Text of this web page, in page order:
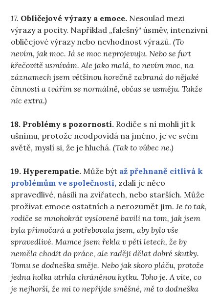
17. Obličejové výrazy a emoce. Nesoulad mezi
výrazy a pocity. Například „falešný“ úsměv, intenzivní
obličejové výrazy nebo nevhodnost výrazů.(To
nevím, jak moc. Já se moc neprojevuju. Nebo se furt
křečovitě usmívám. Ale jako malá, to nevím moc, na
záznamech jsem většinou horečně zabraná do nějaké
činnosti a tvářím se normálně, občas se usměju. Takže
nic extra.)
18. Problémy s pozorností. Rodiče s ní mohli jít k
ušnímu, protože neodpovídá na jméno, je ve svém
světě, myslí si, že je hluchá.(Tak to vůbec ne.)
19. Hyperempatie. Může být až přehnaně citlivá k
problémům ve společnosti, zdali je něco
spravedlivé, násilí na zvířatech, nebo starších. Může
prožívat emoce ostatních a nerozumět jim.Je to tak,
rodiče se mnohokrát vysloveně bavili na tom, jak jsem
byla přímočará a potřebovala jsem, aby bylo vše
spravedlivé. Mamce jsem řekla v pěti letech, že by
neměla chodit do práce, ale raději dělat dobré skutky.
Tomu se dodneška směje. Nebo jak skoro pláču, protože
jedna holka utrhla chráněnou kytku. Toho je. A víte, co
je nejhorší, že mi to nepřijde směšné, mě to dodneška